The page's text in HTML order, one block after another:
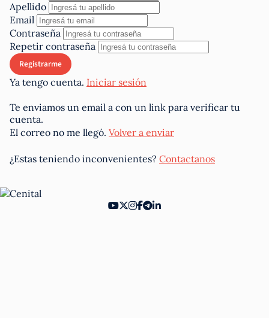
Apellido
Email
Contraseña
Repetir contraseña
Ya tengo cuenta. Iniciar sesión
Te enviamos un email a con un link para verificar tu
cuenta.
El correo no me llegó. Volver a enviar
¿Estas teniendo inconvenientes? Contactanos